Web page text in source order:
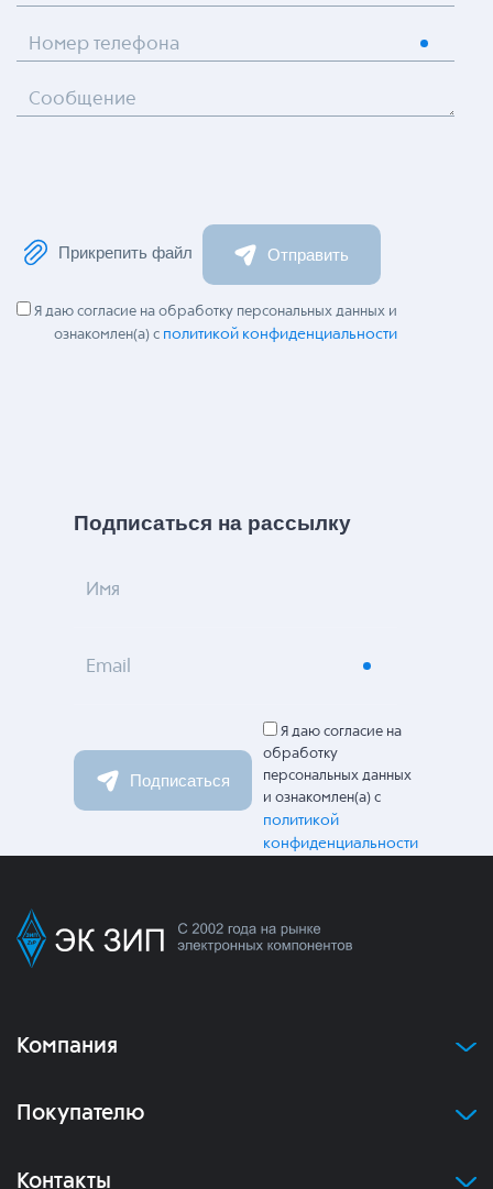
Номер телефона
Сообщение
Прикрепить файл Отправить
Я даю согласие на обработку персональных данных и
ознакомлен(а) с политикой конфиденциальности
Подписаться на рассылку
Имя
Email
Подписаться
Я даю согласие на
обработку
персональных данных
и ознакомлен(а) с
политикой
конфиденциальности
Компания
Покупателю
Контакты